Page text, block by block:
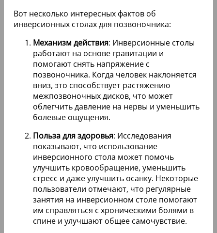
Вот несколько интересных фактов об
инверсионных столах для позвоночника:
Механизм действия: Инверсионные столы
работают на основе гравитации и
помогают снять напряжение с
позвоночника. Когда человек наклоняется
вниз, это способствует растяжению
межпозвоночных дисков, что может
облегчить давление на нервы и уменьшить
болевые ощущения.
Польза для здоровья: Исследования
показывают, что использование
инверсионного стола может помочь
улучшить кровообращение, уменьшить
стресс и даже улучшить осанку. Некоторые
пользователи отмечают, что регулярные
занятия на инверсионном столе помогают
им справляться с хроническими болями в
спине и улучшают общее самочувствие.